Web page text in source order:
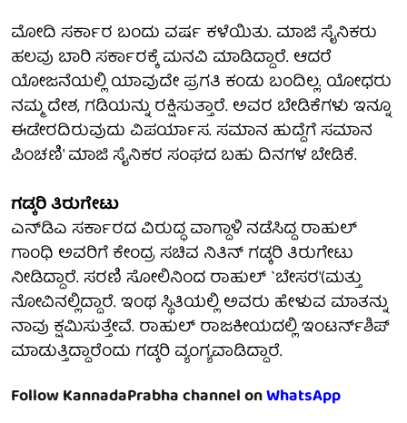
ಮೋದಿ ಸರ್ಕಾರ ಬಂದು ವರ್ಷ ಕಳೆಯಿತು. ಮಾಜಿ ಸೈನಿಕರು
ಹಲವು ಬಾರಿ ಸರ್ಕಾರಕ್ಕೆ ಮನವಿ ಮಾಡಿದ್ದಾರೆ. ಆದರೆ
ಯೋಜನೆಯಲ್ಲಿ ಯಾವುದೇ ಪ್ರಗತಿ ಕಂಡು ಬಂದಿಲ್ಲ. ಯೋಧರು
ನಮ್ಮ ದೇಶ, ಗಡಿಯನ್ನು ರಕ್ಷಿಸುತ್ತಾರೆ. ಅವರ ಬೇಡಿಕೆಗಳು ಇನ್ನೂ
ಈಡೇರದಿರುವುದು ವಿಪರ್ಯಾಸ. ಸಮಾನ ಹುದ್ದೆಗೆ ಸಮಾನ
ಪಿಂಚಣಿ' ಮಾಜಿ ಸೈನಿಕರ ಸಂಘದ ಬಹು ದಿನಗಳ ಬೇಡಿಕೆ.
ಗಡ್ಕರಿ ತಿರುಗೇಟು
ಎನ್‍ಡಿಎ ಸರ್ಕಾರದ ವಿರುದ್ಧ ವಾಗ್ದಾಳಿ ನಡೆಸಿದ್ದ ರಾಹುಲ್
ಗಾಂಧಿ ಅವರಿಗೆ ಕೇಂದ್ರ ಸಚಿವ ನಿತಿನ್ ಗಡ್ಕರಿ ತಿರುಗೇಟು
ನೀಡಿದ್ದಾರೆ. ಸರಣಿ ಸೋಲಿನಿಂದ ರಾಹುಲ್ `ಬೇಸರ'(ಮತ್ತು
ನೋವಿನಲ್ಲಿದ್ದಾರೆ. ಇಂಥ ಸ್ಥಿತಿಯಲ್ಲಿ ಅವರು ಹೇಳುವ ಮಾತನ್ನು
ನಾವು ಕ್ಷಮಿಸುತ್ತೇವೆ. ರಾಹುಲ್ ರಾಜಕೀಯದಲ್ಲಿ ಇಂಟರ್ನ್‍ಶಿಪ್
ಮಾಡುತ್ತಿದ್ದಾರೆಂದು ಗಡ್ಕರಿ ವ್ಯಂಗ್ಯವಾಡಿದ್ದಾರೆ.
Follow KannadaPrabha channel onWhatsApp